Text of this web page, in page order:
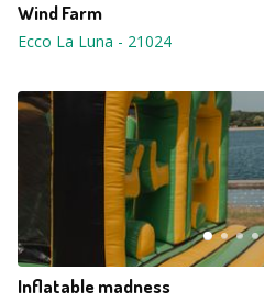
Wind Farm
Ecco La Luna - 21024
Inflatable madness